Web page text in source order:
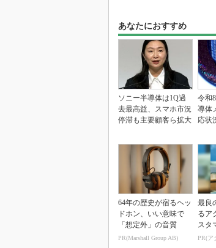
あなたにおすすめ
ソニー半導体は1Q過
去最高益、スマホ市況
停滞も主要顧客ら拡大
令和
導体
応状
64年の歴史が宿るヘッ
ドホン、いい意味で
「想定外」の音質
PR(Marshall Group AB)
最良
るア
スタ
PR(ア